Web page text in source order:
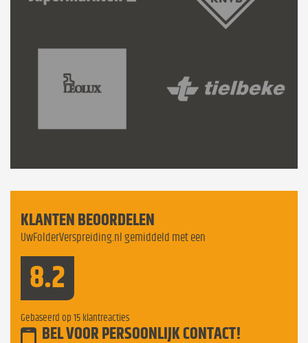
KLANTEN BEOORDELEN
UwFolderVerspreiding.nl gemiddeld met een
8.2
Gebaseerd op 15 klantreacties
BEL VOOR PERSOONLIJK CONTACT!